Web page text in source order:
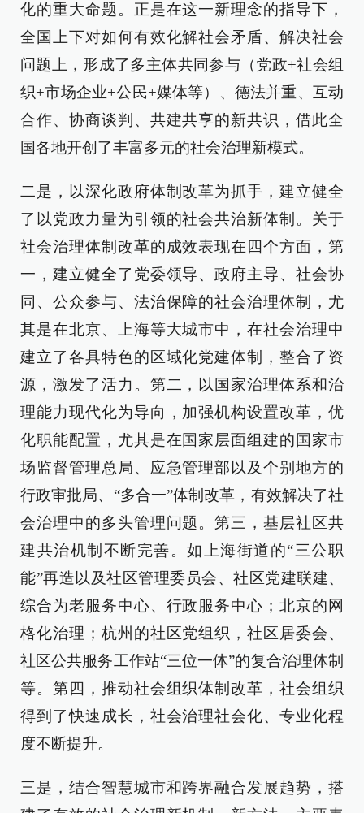
化的重大命题。正是在这一新理念的指导下，
全国上下对如何有效化解社会矛盾、解决社会
问题上，形成了多主体共同参与（党政+社会组
织+市场企业+公民+媒体等）、德法并重、互动
合作、协商谈判、共建共享的新共识，借此全
国各地开创了丰富多元的社会治理新模式。
二是，以深化政府体制改革为抓手，建立健全
了以党政力量为引领的社会共治新体制。关于
社会治理体制改革的成效表现在四个方面，第
一，建立健全了党委领导、政府主导、社会协
同、公众参与、法治保障的社会治理体制，尤
其是在北京、上海等大城市中，在社会治理中
建立了各具特色的区域化党建体制，整合了资
源，激发了活力。第二，以国家治理体系和治
理能力现代化为导向，加强机构设置改革，优
化职能配置，尤其是在国家层面组建的国家市
场监督管理总局、应急管理部以及个别地方的
行政审批局、“多合一”体制改革，有效解决了社
会治理中的多头管理问题。第三，基层社区共
建共治机制不断完善。如上海街道的“三公职
能”再造以及社区管理委员会、社区党建联建、
综合为老服务中心、行政服务中心；北京的网
格化治理；杭州的社区党组织，社区居委会、
社区公共服务工作站“三位一体”的复合治理体制
等。第四，推动社会组织体制改革，社会组织
得到了快速成长，社会治理社会化、专业化程
度不断提升。
三是，结合智慧城市和跨界融合发展趋势，搭